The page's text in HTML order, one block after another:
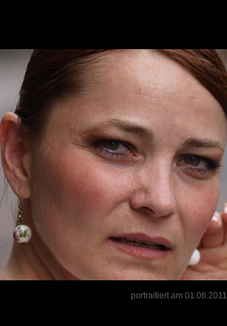
portraitiert am 01.06.2011